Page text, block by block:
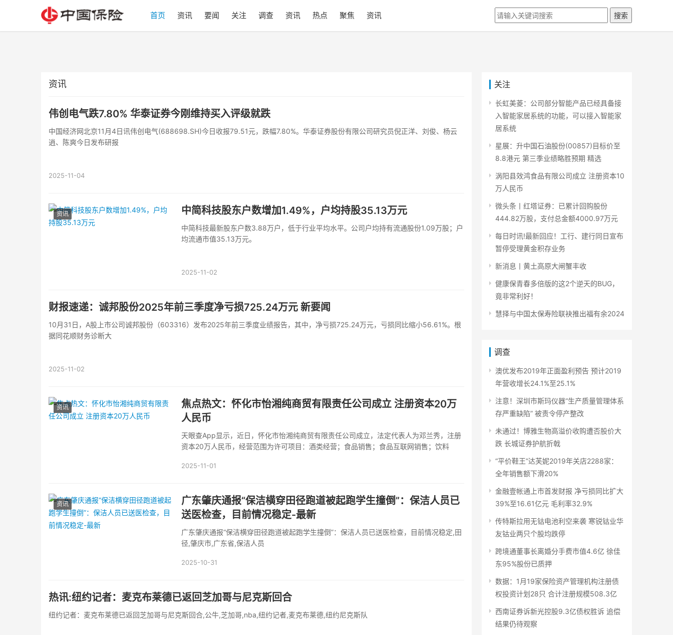
首页 资讯 要闻 关注 调查 资讯 热点 聚焦 资讯 搜索
资讯
伟创电气跌7.80% 华泰证券今刚维持买入评级就跌
中国经济网北京11月4日讯伟创电气(688698.SH)今日收报79.51元，跌幅7.80%。华泰证券股份有限公司研究员倪正洋、刘俊、杨云
逍、陈爽今日发布研报
2025-11-04
资讯 中简科技股东户数增加1.49%，户均持股35.13万元
中简科技最新股东户数3.88万户，低于行业平均水平。公司户均持有流通股份1.09万股；户
均流通市值35.13万元。
2025-11-02
财报速递：诚邦股份2025年前三季度净亏损725.24万元 新要闻
10月31日，A股上市公司诚邦股份（603316）发布2025年前三季度业绩报告，其中，净亏损725.24万元，亏损同比缩小56.61%。根
据同花顺财务诊断大
2025-11-02
资讯
焦点热文：怀化市怡湘纯商贸有限责任公司成立 注册资本20万
人民币
天眼查App显示，近日，怀化市怡湘纯商贸有限责任公司成立，法定代表人为邓兰秀，注册
资本20万人民币，经营范围为许可项目：酒类经营；食品销售；食品互联网销售；饮料
2025-11-01
资讯
广东肇庆通报“保洁横穿田径跑道被起跑学生撞倒”：保洁人员已
送医检查，目前情况稳定-最新
广东肇庆通报“保洁横穿田径跑道被起跑学生撞倒”：保洁人员已送医检查，目前情况稳定,田
径,肇庆市,广东省,保洁人员
2025-10-31
热讯:纽约记者：麦克布莱德已返回芝加哥与尼克斯回合
纽约记者：麦克布莱德已返回芝加哥与尼克斯回合,公牛,芝加哥,nba,纽约记者,麦克布莱德,纽约尼克斯队
关注
长虹美菱：公司部分智能产品已经具备接
入智能家居系统的功能，可以接入智能家
居系统
星展：升中国石油股份(00857)目标价至
8.8港元 第三季业绩略胜预期 精选
涡阳县效鸿食品有限公司成立 注册资本10
万人民币
微头条丨红塔证券：已累计回购股份
444.82万股，支付总金额4000.97万元
每日时讯!最新回应！工行、建行同日宣布
暂停受理黄金积存业务
新消息丨黄土高原大闸蟹丰收
健康保青春多倍版的这2个逆天的BUG，
竟非常利好！
慧择与中国太保寿险联袂推出福有余2024
调查
澳优发布2019年正面盈利预告 预计2019
年营收增长24.1%至25.1%
注意！深圳市斯玛仪器“生产质量管理体系
存严重缺陷” 被责令停产整改
未通过！博雅生物高溢价收购遭否股价大
跌 长城证券护航折戟
“平价鞋王”达芙妮2019年关店2288家：
全年销售额下滑20%
金融壹帐通上市首发财报 净亏损同比扩大
39%至16.61亿元 毛利率32.9%
传特斯拉用无钴电池利空来袭 寒锐钴业华
友钴业两只个股均跌停
跨境通董事长离婚分手费市值4.6亿 徐佳
东95%股份已质押
数据：1月19家保险资产管理机构注册债
权投资计划28只 合计注册规模508.3亿
西南证券诉新光控股9.3亿债权胜诉 追偿
结果仍待观察